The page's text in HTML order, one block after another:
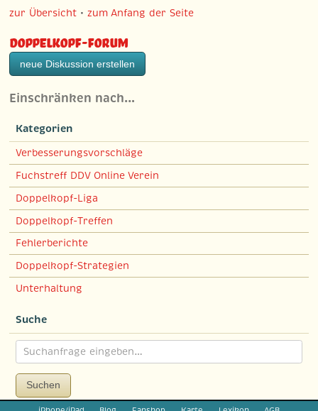
zur Übersicht •zum Anfang der Seite
Doppelkopf-Forum
neue Diskussion erstellen
Einschränken nach…
Kategorien
Verbesserungsvorschläge
Fuchstreff DDV Online Verein
Doppelkopf-Liga
Doppelkopf-Treffen
Fehlerberichte
Doppelkopf-Strategien
Unterhaltung
Suche
Suchen